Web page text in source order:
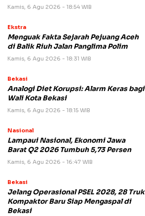
Kamis, 6 Agu 2026 - 18:54 WIB
Ekstra
Menguak Fakta Sejarah Pejuang Aceh
di Balik Riuh Jalan Panglima Polim
Kamis, 6 Agu 2026 - 18:31 WIB
Bekasi
Analogi Diet Korupsi: Alarm Keras bagi
Wali Kota Bekasi
Kamis, 6 Agu 2026 - 18:15 WIB
Nasional
Lampaui Nasional, Ekonomi Jawa
Barat Q2 2026 Tumbuh 5,73 Persen
Kamis, 6 Agu 2026 - 16:47 WIB
Bekasi
Jelang Operasional PSEL 2028, 28 Truk
Kompaktor Baru Siap Mengaspal di
Bekasi